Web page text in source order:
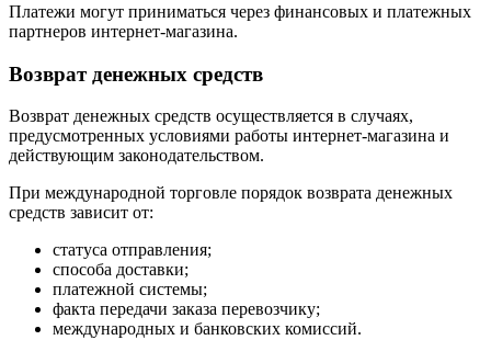
Платежи могут приниматься через финансовых и платежных
партнеров интернет-магазина.
Возврат денежных средств
Возврат денежных средств осуществляется в случаях,
предусмотренных условиями работы интернет-магазина и
действующим законодательством.
При международной торговле порядок возврата денежных
средств зависит от:
статуса отправления;
способа доставки;
платежной системы;
факта передачи заказа перевозчику;
международных и банковских комиссий.